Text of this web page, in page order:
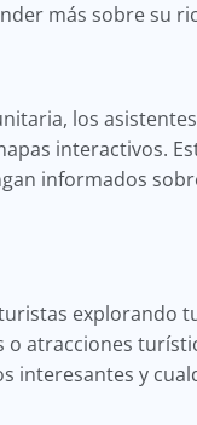
más sobre su
los
interactivos.
informados
explorando
atracciones
y